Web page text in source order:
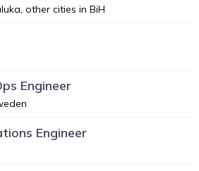
other cities in BiH
Engineer
Engineer